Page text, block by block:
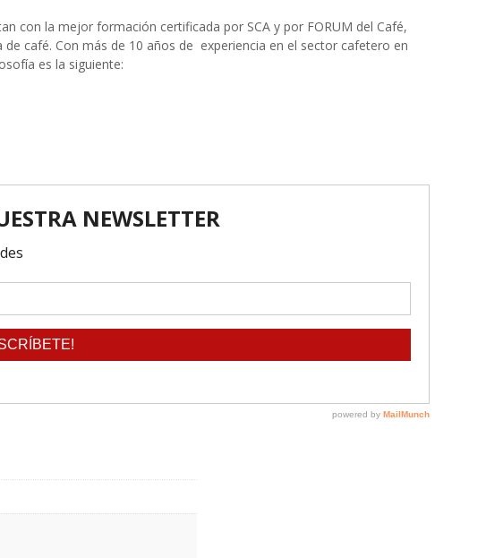
con la mejor formación certificada por SCA y por FORUM del Café,
café. Con más de 10 años de experiencia en el sector cafetero en
es la siguiente: